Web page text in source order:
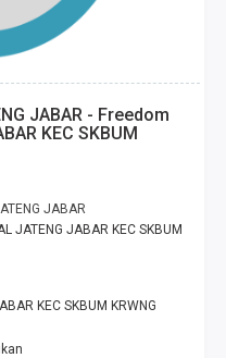
JABAR - Freedom
KEC SKBUM
JABAR
JATENG JABAR KEC SKBUM
KEC SKBUM KRWNG